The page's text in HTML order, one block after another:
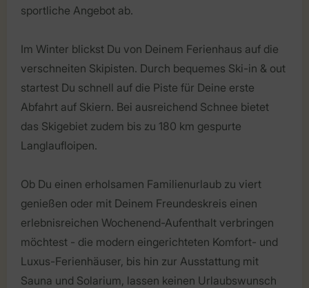
sportliche Angebot ab.
Im Winter blickst Du von Deinem Ferienhaus auf die
verschneiten Skipisten. Durch bequemes Ski-in & out
startest Du schnell auf die Piste für Deine erste
Abfahrt auf Skiern. Bei ausreichend Schnee bietet
das Skigebiet zudem bis zu 180 km gespurte
Langlaufloipen.
Ob Du einen erholsamen Familienurlaub zu viert
genießen oder mit Deinem Freundeskreis einen
erlebnisreichen Wochenend-Aufenthalt verbringen
möchtest - die modern eingerichteten Komfort- und
Luxus-Ferienhäuser, bis hin zur Ausstattung mit
Sauna und Solarium, lassen keinen Urlaubswunsch